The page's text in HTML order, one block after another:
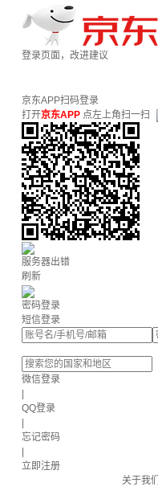
登录页面，改进建议
京东APP扫码登录
打开京东APP 点左上角扫一扫
服务器出错
刷新
密码登录
短信登录
微信登录
QQ登录
忘记密码
立即注册
关于我们